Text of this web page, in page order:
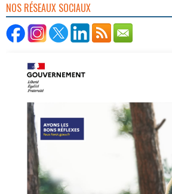
NOS RÉSEAUX SOCIAUX